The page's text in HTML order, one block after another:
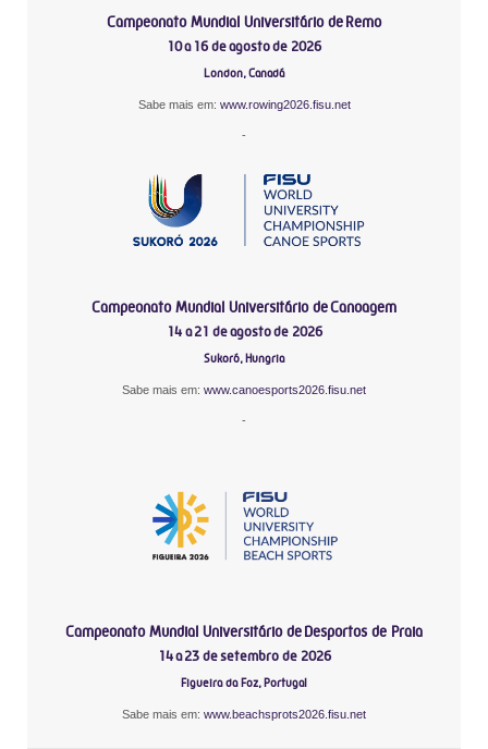
Campeonato Mundial Universitário de Remo
10 a 16 de agosto de 2026
London, Canadá
Sabe mais em: www.rowing2026.fisu.net
-
Campeonato Mundial Universitário de Canoagem
14 a 21 de agosto de 2026
Sukoró, Hungria
Sabe mais em: www.canoesports2026.fisu.net
-
Campeonato Mundial Universitário de Desportos de Praia
14 a 23 de setembro de 2026
Figueira da Foz, Portugal
Sabe mais em: www.beachsprots2026.fisu.net